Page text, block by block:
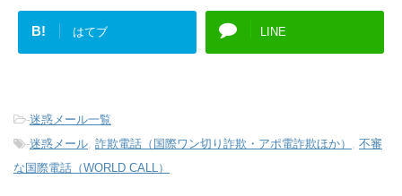
B! はてブ LINE
-迷惑メール一覧
-迷惑メール 詐欺電話（国際ワン切り詐欺・アポ電詐欺ほか）
不審
な国際電話（WORLD CALL）